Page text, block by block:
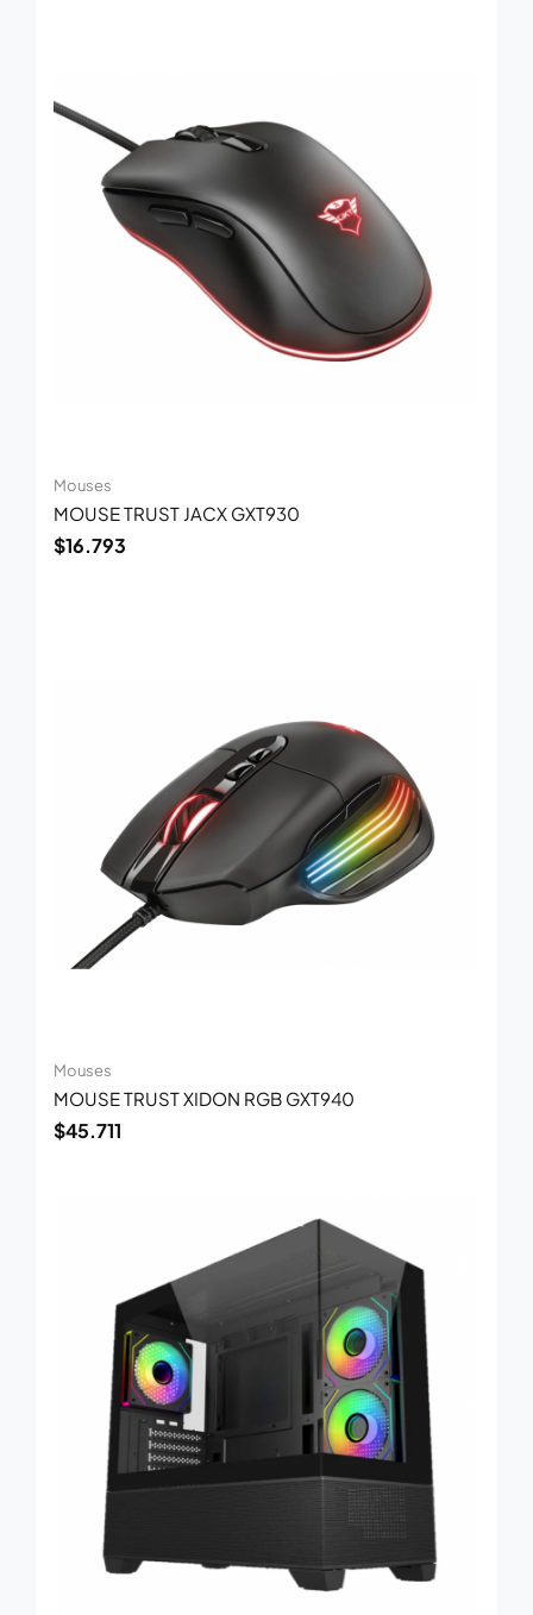
Mouses
MOUSE TRUST JACX GXT930
$16.793
Mouses
MOUSE TRUST XIDON RGB GXT940
$45.711